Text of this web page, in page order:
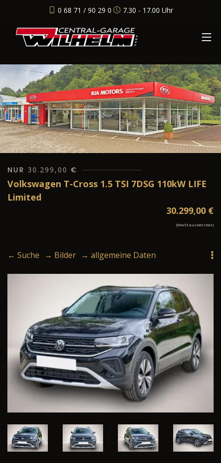
0 68 71 / 90 29 0 7.30 - 17.00 Uhr
NUR 30.299,00 €
Volkswagen T-Cross 1.5 TSI 7DSG 110kW LIFE
Limited
30.299,00 €
(MwSt ausweisbar)
← Suche → Bilder → allgemeine Daten